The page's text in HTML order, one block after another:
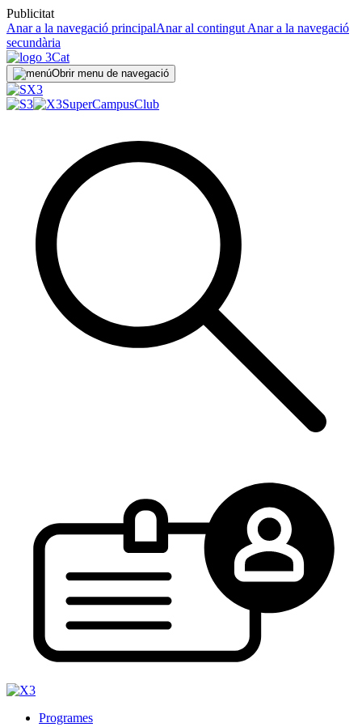
Publicitat
Anar a la navegació principalAnar al contingut Anar a la navegació
secundària
Obrir menu de navegació
SuperCampusClub
Programes